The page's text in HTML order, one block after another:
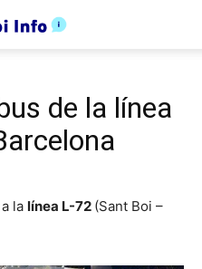
de la línea
la línea L-72 (Sant Boi –